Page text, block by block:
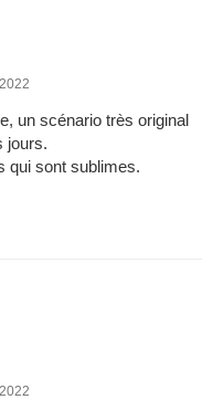
un scénario très original
jours.
qui sont sublimes.